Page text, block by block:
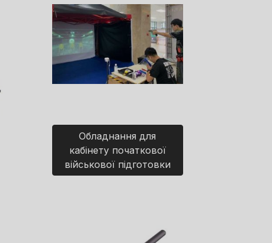
Обладнання для
кабінету початкової
військової підготовки